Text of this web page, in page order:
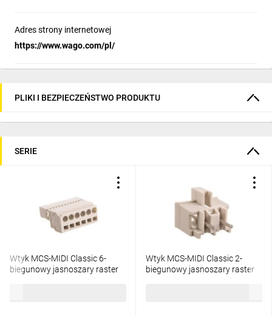
Adres strony internetowej
https://www.wago.com/pl/
PLIKI I BEZPIECZEŃSTWO PRODUKTU
SERIE
Wtyk MCS-MIDI Classic 6-
biegunowy jasnoszary raster
Wtyk MCS-MIDI Classic 2-
biegunowy jasnoszary raster